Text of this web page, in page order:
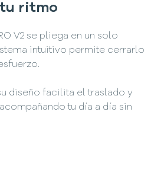
ritmo
V2 se pliega en un solo
intuitivo permite cerrarlo
diseño facilita el traslado y
tu día a día sin